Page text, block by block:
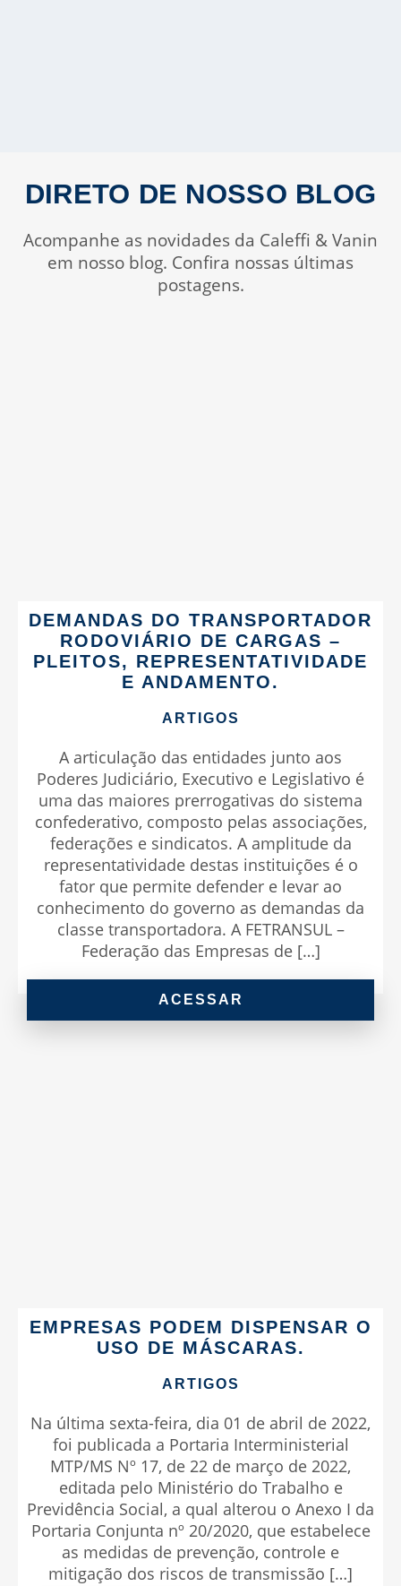
DIRETO DE NOSSO BLOG
Acompanhe as novidades da Caleffi & Vanin
em nosso blog. Confira nossas últimas
postagens.
DEMANDAS DO TRANSPORTADOR
RODOVIÁRIO DE CARGAS –
PLEITOS, REPRESENTATIVIDADE
E ANDAMENTO.
ARTIGOS
A articulação das entidades junto aos
Poderes Judiciário, Executivo e Legislativo é
uma das maiores prerrogativas do sistema
confederativo, composto pelas associações,
federações e sindicatos. A amplitude da
representatividade destas instituições é o
fator que permite defender e levar ao
conhecimento do governo as demandas da
classe transportadora. A FETRANSUL –
Federação das Empresas de […]
ACESSAR
EMPRESAS PODEM DISPENSAR O
USO DE MÁSCARAS.
ARTIGOS
Na última sexta-feira, dia 01 de abril de 2022,
foi publicada a Portaria Interministerial
MTP/MS Nº 17, de 22 de março de 2022,
editada pelo Ministério do Trabalho e
Previdência Social, a qual alterou o Anexo I da
Portaria Conjunta nº 20/2020, que estabelece
as medidas de prevenção, controle e
mitigação dos riscos de transmissão […]